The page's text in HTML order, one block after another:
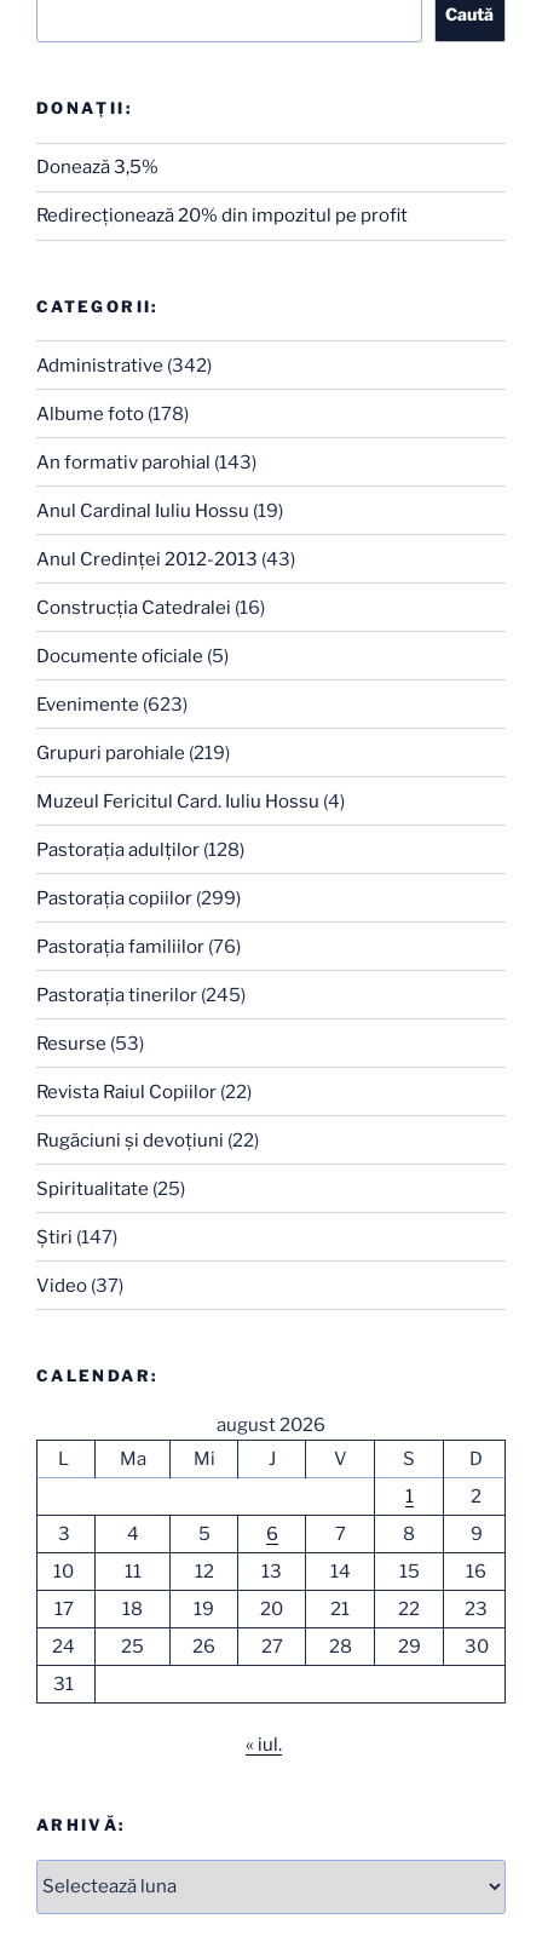
Caută
DONAȚII:
Donează 3,5%
Redirecţionează 20% din impozitul pe profit
CATEGORII:
Administrative (342)
Albume foto (178)
An formativ parohial (143)
Anul Cardinal Iuliu Hossu (19)
Anul Credinţei 2012-2013 (43)
Construcţia Catedralei (16)
Documente oficiale (5)
Evenimente (623)
Grupuri parohiale (219)
Muzeul Fericitul Card. Iuliu Hossu (4)
Pastoraţia adulţilor (128)
Pastoraţia copiilor (299)
Pastoraţia familiilor (76)
Pastoraţia tinerilor (245)
Resurse (53)
Revista Raiul Copiilor (22)
Rugăciuni şi devoţiuni (22)
Spiritualitate (25)
Ştiri (147)
Video (37)
CALENDAR:
august 2026
L
Ma Mi J V S
D
1
2
3
4 5 6 7 8
9
10
11 12 13 14 15
16
17
18 19 20 21 22
23
24
25 26 27 28 29
30
31
« iul.
ARHIVĂ:
Arhive